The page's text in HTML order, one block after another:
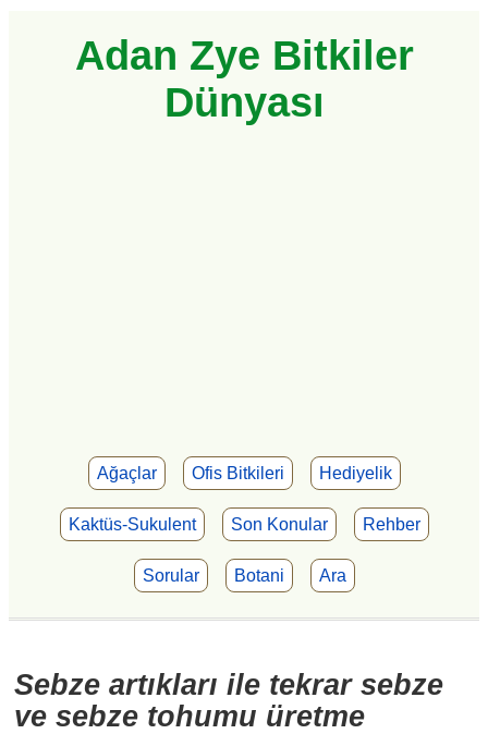
Adan Zye Bitkiler
Dünyası
Ağaçlar Ofis Bitkileri Hediyelik
Kaktüs-Sukulent Son Konular Rehber
Sorular Botani Ara
Sebze artıkları ile tekrar sebze
ve sebze tohumu üretme